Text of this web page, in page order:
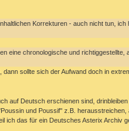
Korrekturen - auch nicht tun,
eine chronologische und
sollte sich der Aufwand doch in
auf Deutsch erschienen sind,
und Poussif" z.B.
das für ein Deutsches Asterix Archiv